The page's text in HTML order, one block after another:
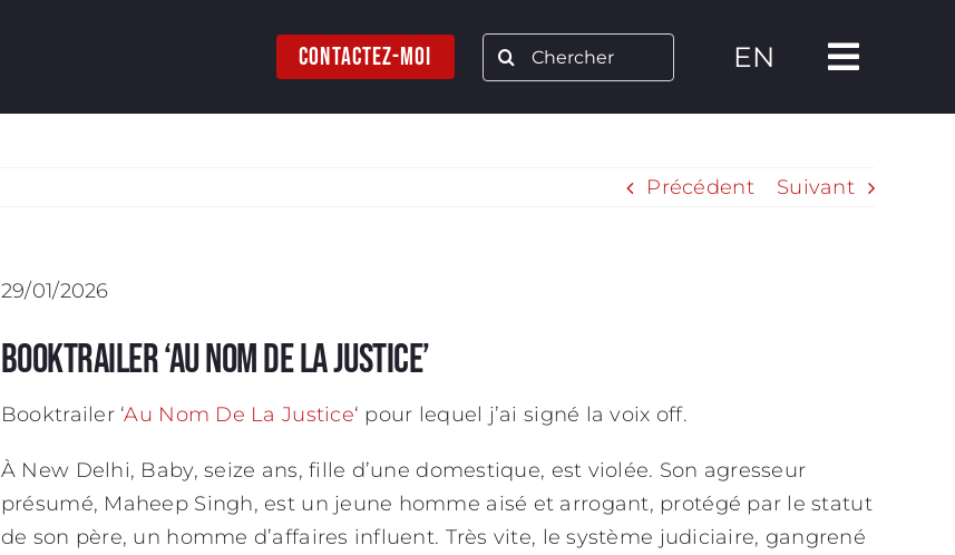
CONTACTEZ-MOI Rechercher: EN
Précédent Suivant
29/01/2026
Booktrailer ‘Au Nom de la Justice’
Booktrailer ‘Au Nom De La Justice‘ pour lequel j’ai signé la voix off.
À New Delhi, Baby, seize ans, fille d’une domestique, est violée. Son agresseur
présumé, Maheep Singh, est un jeune homme aisé et arrogant, protégé par le statut
de son père, un homme d’affaires influent. Très vite, le système judiciaire, gangrené